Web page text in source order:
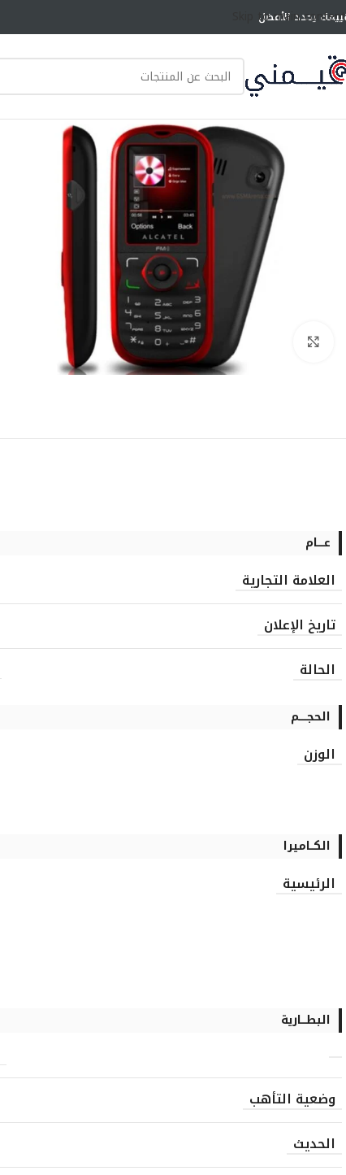
Skip to main content
يحدد الأفضل
انقر للتكبير
عــــام
العلامة التجارية
تاريخ الإعلان
الحالة
الحجـــــم
الوزن
الكــاميرا
الرئيسية
البطـــارية
وضعية التأهب
الحديث